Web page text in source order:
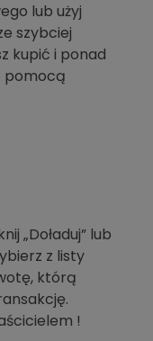
lub użyj
szybciej
kupić i ponad
pomocą
„Doładuj” lub
z listy
którą
!